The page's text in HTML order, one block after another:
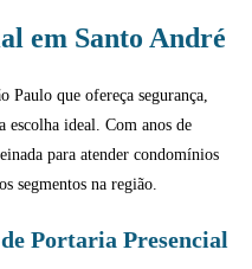
em Santo André
Paulo que ofereça segurança,
escolha ideal. Com anos de
para atender condomínios
segmentos na região.
Portaria Presencial